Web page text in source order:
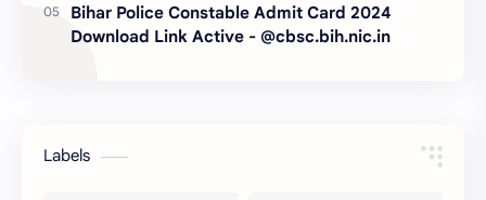
Bihar Police Constable Admit Card 2024
Download Link Active - @cbsc.bih.nic.in
Labels